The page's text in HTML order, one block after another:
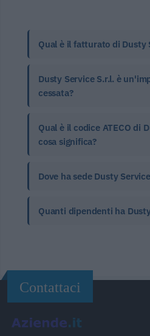
Qual è il fatturato di Dusty
Dusty Service S.r.l. è
cessata?
Qual è il codice ATECO di
cosa significa?
Dove ha sede Dusty
Quanti dipendenti ha
Contattaci